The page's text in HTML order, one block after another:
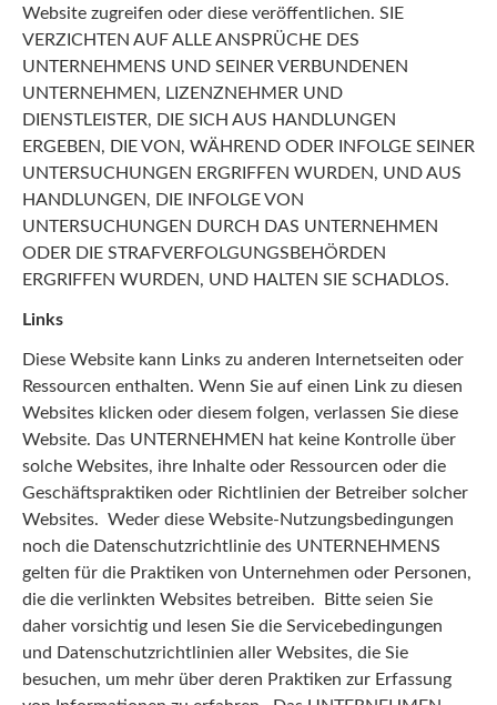
Website zugreifen oder diese veröffentlichen. SIE
VERZICHTEN AUF ALLE ANSPRÜCHE DES
UNTERNEHMENS UND SEINER VERBUNDENEN
UNTERNEHMEN, LIZENZNEHMER UND
DIENSTLEISTER, DIE SICH AUS HANDLUNGEN
ERGEBEN, DIE VON, WÄHREND ODER INFOLGE SEINER
UNTERSUCHUNGEN ERGRIFFEN WURDEN, UND AUS
HANDLUNGEN, DIE INFOLGE VON
UNTERSUCHUNGEN DURCH DAS UNTERNEHMEN
ODER DIE STRAFVERFOLGUNGSBEHÖRDEN
ERGRIFFEN WURDEN, UND HALTEN SIE SCHADLOS.
Links
Diese Website kann Links zu anderen Internetseiten oder
Ressourcen enthalten. Wenn Sie auf einen Link zu diesen
Websites klicken oder diesem folgen, verlassen Sie diese
Website. Das UNTERNEHMEN hat keine Kontrolle über
solche Websites, ihre Inhalte oder Ressourcen oder die
Geschäftspraktiken oder Richtlinien der Betreiber solcher
Websites. Weder diese Website-Nutzungsbedingungen
noch die Datenschutzrichtlinie des UNTERNEHMENS
gelten für die Praktiken von Unternehmen oder Personen,
die die verlinkten Websites betreiben. Bitte seien Sie
daher vorsichtig und lesen Sie die Servicebedingungen
und Datenschutzrichtlinien aller Websites, die Sie
besuchen, um mehr über deren Praktiken zur Erfassung